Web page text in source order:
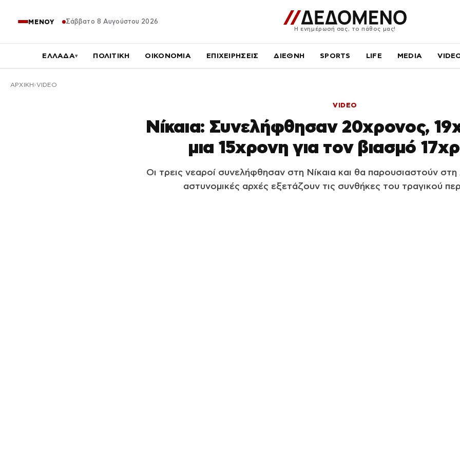
ΜΕΝΟΥ Σάββατο 8 Αυγούστου 2026
Η ενημέρωσή σας, το πάθος μας!
ΕΛΛΑΔΑ▾ ΠΟΛΙΤΙΚΗ ΟΙΚΟΝΟΜΙΑ ΕΠΙΧΕΙΡΗΣΕΙΣ ΔΙΕΘΝΗ SPORTS LIFE MEDIA
ΑΡΧΙΚΉ VIDEO
VIDEO
Νίκαια: Συνελήφθησαν 20χρονος,
μια 15χρονη για τον βιασμό
Οι τρεις νεαροί συνελήφθησαν στη Νίκαια και θα παρουσιαστούν στη
αστυνομικές αρχές εξετάζουν τις συνθήκες του τραγικού